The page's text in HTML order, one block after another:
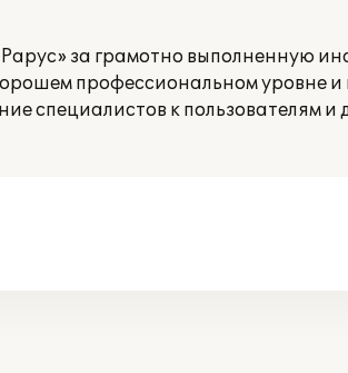
за грамотно выполненную
профессиональном уровне и
специалистов к пользователям и